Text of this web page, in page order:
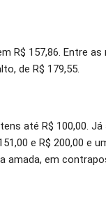
R$ 157,86. Entre
de R$ 179,55.
até R$ 100,00.
e R$ 200,00 e
amada, em